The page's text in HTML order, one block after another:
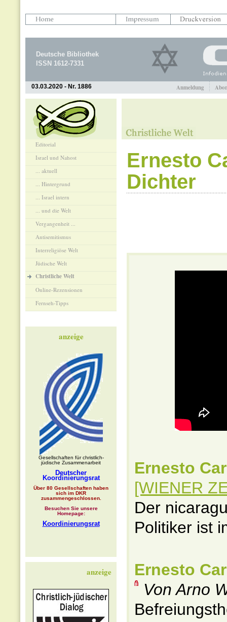
Deutsche Bibliothek
ISSN 1612-7331
03.03.2020 - Nr. 1886 Anmeldung
Editorial
Israel und Nahost
... aktuell
... Hintergrund
... Israel intern
... und die Welt
Vergangenheit ...
Antisemitismus
Interreligiöse Welt
Jüdische Welt
Christliche Welt
Online-Rezensionen
Fernseh-Tipps
anzeige
Gesellschaften für christlich-
jüdische Zusammenarbeit
Deutscher
Koordinierungsrat
Über 80 Gesellschaften haben
sich im DKR
zusammengeschlossen.
Besuchen Sie unsere
Homepage:
Koordinierungsrat
anzeige
Ernesto
Dichter
Ernesto
[WIENER
Der
Politiker ist
Ernesto
Von Arno